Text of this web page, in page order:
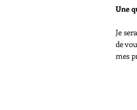
Une
Je
de
mes